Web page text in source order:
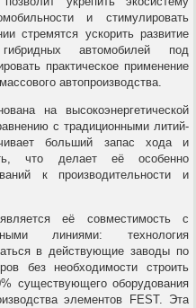
и стимулировать
стремятся ускорить развитие
автомобилей под
практическое применение
автопроизводства.
на высокоэнергетической
с традиционными литий-
больший запас хода и
что делает её особенно
к производительности и
её совместимость с
линиями: технология
в действующие заводы по
без необходимости строить
существующего оборудования
элементов FEST. Эта